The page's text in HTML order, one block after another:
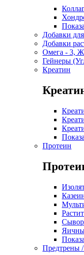
Добавки
Добавки
Омега - 3,
Гейнеры
Креатин
Протеин
Предтрены